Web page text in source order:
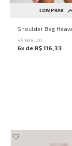
COMPRAR
UN
R$ 698 00
6x de R$ 116 33